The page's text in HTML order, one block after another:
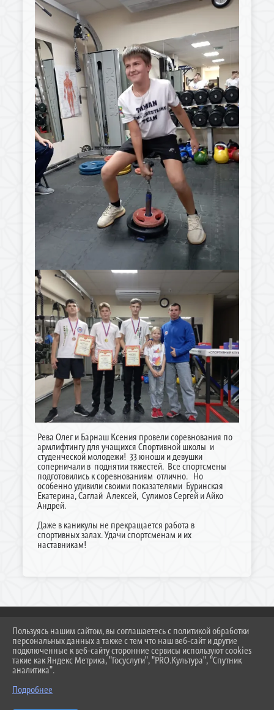
Рева Олег и Барнаш Ксения провели соревнования по
армлифтингу для учащихся Спортивной школы и
студенческой молодежи! 33 юноши и девушки
соперничали в поднятии тяжестей. Все спортсмены
подготовились к соревнованиям отлично. Но
особенно удивили своими показателями Буринская
Екатерина, Саглай Алексей, Сулимов Сергей и Айко
Андрей.
Даже в каникулы не прекращается работа в
спортивных залах. Удачи спортсменам и их
наставникам!
2026 Г. DUSSH.TEMR23.RU
ВХОД
КАРТА САЙТА
СДЕЛАНО НА KUBCMS
Пользуясь нашим сайтом, вы соглашаетесь с политикой обработки
персональных данных а также с тем что наш веб-сайт и другие
подключенные к веб-сайту сторонние сервисы используют cookies
такие как Яндекс Метрика, "Госуслуги", "PRO.Культура", "Спутник
аналитика".
Подробнее